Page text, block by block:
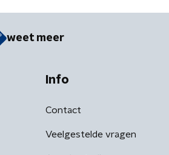
weet meer
Info
Contact
Veelgestelde vragen